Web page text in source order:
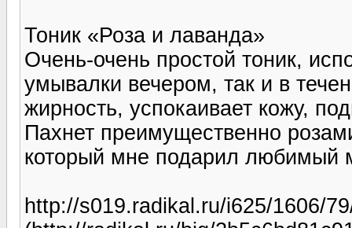
Тоник «Роза и лаванда»
Очень-очень простой тоник,
умывалки вечером, так и в
жирность, успокаивает кожу,
Пахнет преимущественно
который мне подарил любимый
http://s019.radikal.ru/i625/1606/